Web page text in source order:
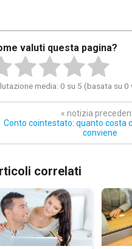
valuti questa pagina?
media: 0 su 5 (basata su 0
« notizia
Conto cointestato: quanto costa
conviene
correlati